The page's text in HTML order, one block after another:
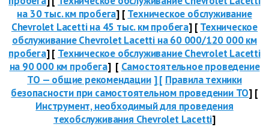
на 30 тыс. км пробега] [ Техническое обслуживание
Chevrolet Lacetti на 45 тыс. км пробега] [ Техническое
обслуживание Chevrolet Lacetti на 60 000/120 000 км
пробега] [ Техническое обслуживание Chevrolet Lacetti
на 90 000 км пробега] [ Самостоятельное проведение
ТО — общие рекомендации ] [ Правила техники
безопасности при самостоятельном проведении ТО] [
Инструмент, необходимый для проведения
техобслуживания Chevrolet Lacetti]